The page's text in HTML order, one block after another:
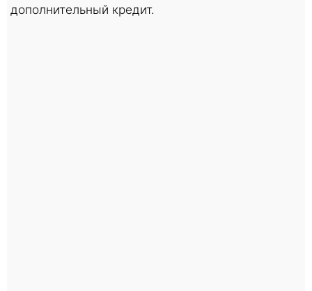
дополнительный кредит.